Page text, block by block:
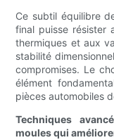
Ce subtil équilibre
final puisse résister
thermiques et aux
stabilité
compromises. Le
élément
pièces automobiles
Techniques
moules qui